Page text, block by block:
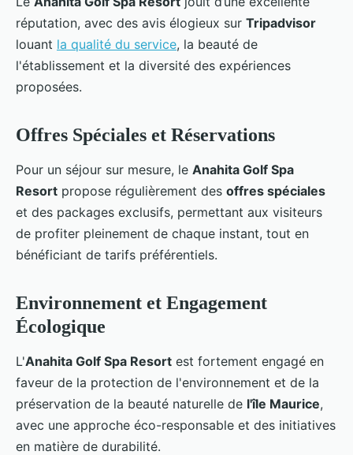
réputation, avec des avis élogieux sur Tripadvisor
louant la qualité du service, la beauté de
l'établissement et la diversité des expériences
proposées.
Offres Spéciales et Réservations
Pour un séjour sur mesure, le Anahita Golf Spa
Resort propose régulièrement des offres spéciales
et des packages exclusifs, permettant aux visiteurs
de profiter pleinement de chaque instant, tout en
bénéficiant de tarifs préférentiels.
Environnement et Engagement
Écologique
L'Anahita Golf Spa Resort est fortement engagé en
faveur de la protection de l'environnement et de la
préservation de la beauté naturelle de l'île Maurice,
avec une approche éco-responsable et des initiatives
en matière de durabilité.